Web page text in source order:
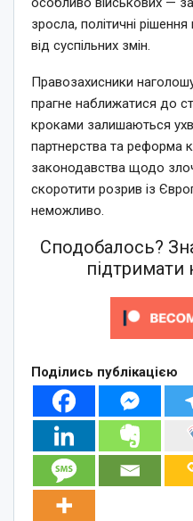
зросла, політичні
від суспільних змін.
Правозахисники
прагне наближатися до
кроками залишаються
партнерства та реформа
законодавства щодо
скоротити розрив із
неможливо.
Сподобалось?
підтримати
Поділись публікацією